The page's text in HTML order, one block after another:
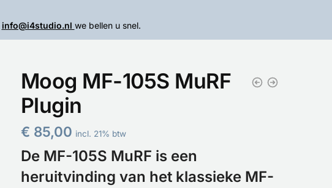
info@i4studio.nl we bellen u snel.
Moog MF-105S MuRF
Plugin
€ 85,00 incl. 21% btw
De MF-105S MuRF is een
heruitvinding van het klassieke MF-